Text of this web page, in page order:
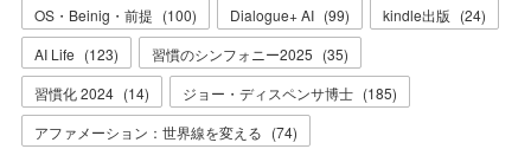
OS・Beinig・前提 (100) Dialogue+ AI (99) kindle出版 (24)
AI Life (123) 習慣のシンフォニー2025 (35)
習慣化 2024 (14) ジョー・ディスペンサ博士 (185)
アファメーション：世界線を変える (74)